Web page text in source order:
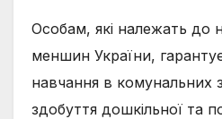
Особам, які належать до
меншин України,
навчання в комунальних
здобуття дошкільної та